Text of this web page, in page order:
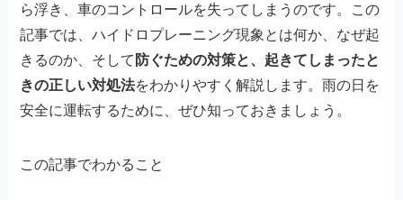
ら浮き、車のコントロールを失ってしまうのです。この
記事では、ハイドロプレーニング現象とは何か、なぜ起
きるのか、そして 防ぐための対策と、起きてしまったと
きの正しい対処法をわかりやすく解説します。雨の日を
安全に運転するために、ぜひ知っておきましょう。
この記事でわかること